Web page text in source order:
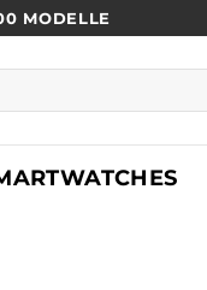
MODELLE